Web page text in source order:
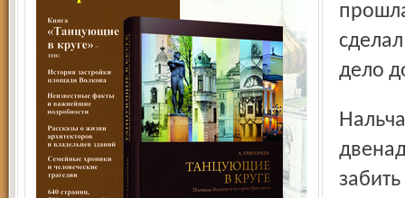
дело
Нальчане продолжали атаковать большими силами, и за